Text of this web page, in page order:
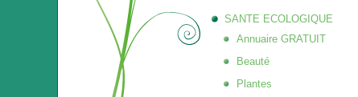
SANTE ECOLOGIQUE
Annuaire GRATUIT
Beauté
Plantes